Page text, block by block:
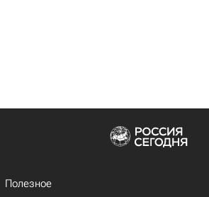
Полезное